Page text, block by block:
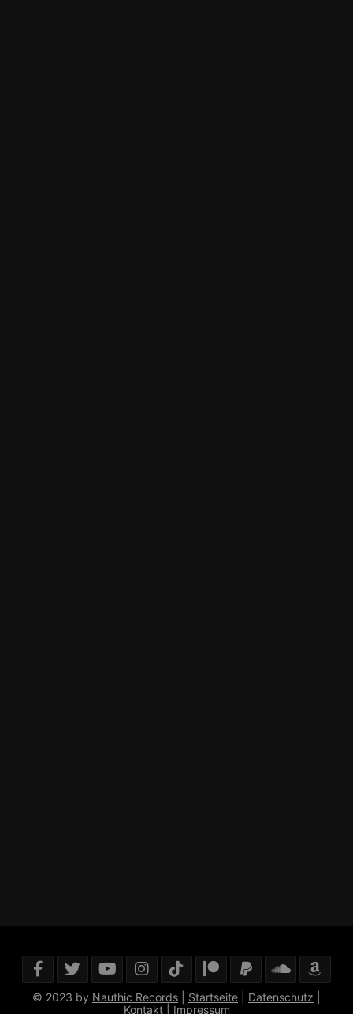
© 2023 by Nauthic Records Startseite Datenschutz
Kontakt| Impressum